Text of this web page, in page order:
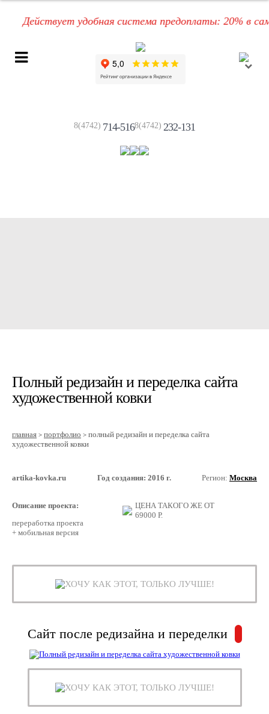
Действует удобная система предоплаты: 20% в
8(4742) 714-5168(4742) 232-131
Полный редизайн и переделка сайта
художественной ковки
главная > портфолио > полный редизайн и переделка сайта
художественной ковки
artika-kovka.ru Год создания: 2016 г. Регион: Москва
Описание проекта:
переработка проекта
+ мобильная версия
ЦЕНА ТАКОГО ЖЕ ОТ
69000 Р.
ХОЧУ КАК ЭТОТ, ТОЛЬКО ЛУЧШЕ!
Сайт после редизайна и переделки
ХОЧУ КАК ЭТОТ, ТОЛЬКО ЛУЧШЕ!